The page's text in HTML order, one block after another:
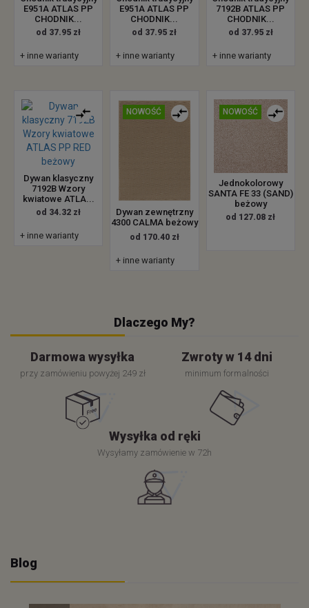
E951A ATLAS PP
CHODNIK...
od 37.95 zł
+ inne warianty
E951A ATLAS PP
CHODNIK...
od 37.95 zł
+ inne warianty
7192B ATLAS PP
CHODNIK...
od 37.95 zł
+ inne warianty
Dywan klasyczny
7192B Wzory
kwiatowe ATLA...
od 34.32 zł
+ inne warianty
NOWOŚĆ
Dywan zewnętrzny
4300 CALMA beżowy
od 170.40 zł
+ inne warianty
NOWOŚĆ
Jednokolorowy
SANTA FE 33 (SAND)
beżowy
od 127.08 zł
Dlaczego My?
Darmowa wysyłka
przy zamówieniu powyżej 249 zł
Zwroty w 14 dni
minimum formalności
Wysyłka od ręki
Wysyłamy zamówienie w 72h
Blog